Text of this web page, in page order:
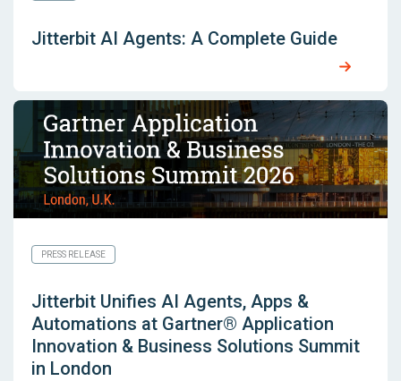
Jitterbit AI Agents: A Complete Guide
PRESS RELEASE
Jitterbit Unifies AI Agents, Apps &
Automations at Gartner® Application
Innovation & Business Solutions Summit
in London